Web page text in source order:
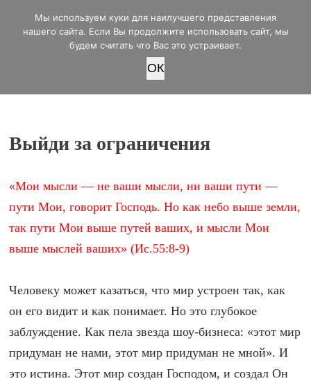
office@lifeinvictory.ru
+7 950 189 4420
Россия, г.Оренбург, ул.Мира 32/2
Выйди за ограничения
«Мои мысли — не ваши мысли, ни ваши пути —
пути Мои, говорит Господь. Но как небо выше земли,
так пути Мои выше путей ваших, и мысли Мои
выше мыслей ваших» (Ис.55:8-9)
Человеку может казаться, что мир устроен так, как
он его видит и как понимает. Но это глубокое
заблуждение. Как пела звезда шоу-бизнеса: «этот мир
придуман не нами, этот мир придуман не мной». И
это истина. Этот мир создан Господом, и создал Он
Мы используем куки для наилучшего представления
нашего сайта. Если Вы продолжите использовать сайт, мы
будем считать что Вас это устраивает.
OК